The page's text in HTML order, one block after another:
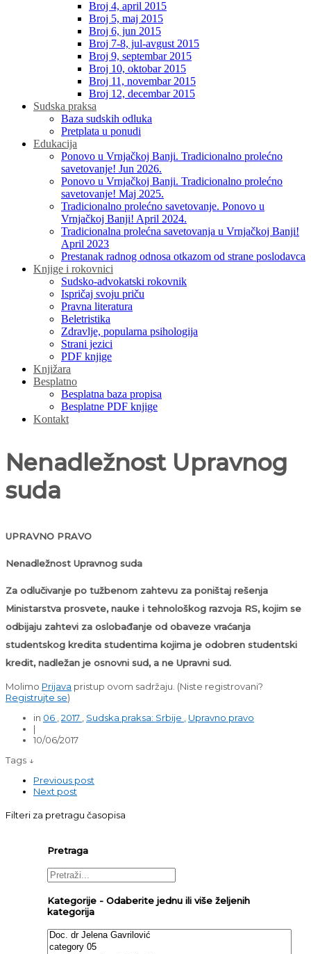
Broj 4, april 2015
Broj 5, maj 2015
Broj 6, jun 2015
Broj 7-8, jul-avgust 2015
Broj 9, septembar 2015
Broj 10, oktobar 2015
Broj 11, novembar 2015
Broj 12, decembar 2015
Sudska praksa
Baza sudskih odluka
Pretplata u ponudi
Edukacija
Ponovo u Vrnjačkoj Banji. Tradicionalno prolećno
savetovanje! Jun 2026.
Ponovo u Vrnjačkoj Banji. Tradicionalno prolećno
savetovanje! Maj 2025.
Tradicionalno prolećno savetovanje. Ponovo u
Vrnjačkoj Banji! April 2024.
Tradicionalna prolećna savetovanja u Vrnjačkoj Banji!
April 2023
Prestanak radnog odnosa otkazom od strane poslodavca
Knjige i rokovnici
Sudsko-advokatski rokovnik
Ispričaj svoju priču
Pravna literatura
Beletristika
Zdravlje, popularna psihologija
Strani jezici
PDF knjige
Knjižara
Besplatno
Besplatna baza propisa
Besplatne PDF knjige
Kontakt
Nenadležnost Upravnog
suda
UPRAVNO PRAVO
Nenadležnost Upravnog suda
Za odlučivanje po tužbenom zahtevu za poništaj rešenja
Ministarstva prosvete, nauke i tehnološkog razvoja RS, kojim se
odbijaju zahtevi za oslobađanje od obaveze vraćanja
studentskog kredita studentima kojima je odobren studentski
kredit, nadležan je osnovni sud, a ne Upravni sud.
Molimo Prijava pristup ovom sadržaju. (Niste registrovani?
Registrujte se)
in 06 2017 Sudska praksa: Srbije
Upravno pravo
|
10/06/2017
Tags ↓
Previous post
Next post
Filteri za pretragu časopisa
Pretraga
Kategorije - Odaberite jednu ili više željenih
kategorija